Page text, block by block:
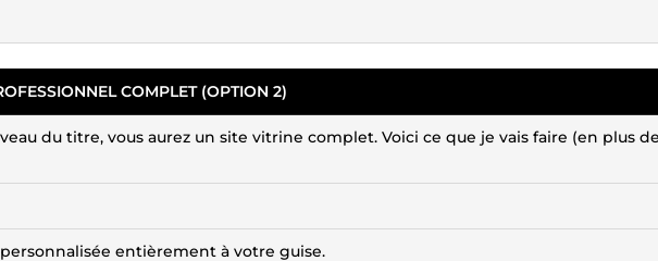
COMPLET (OPTION 2)
du titre, vous aurez un site vitrine complet. Voici ce que je vais faire (en plus
personnalisée entièrement à votre guise.